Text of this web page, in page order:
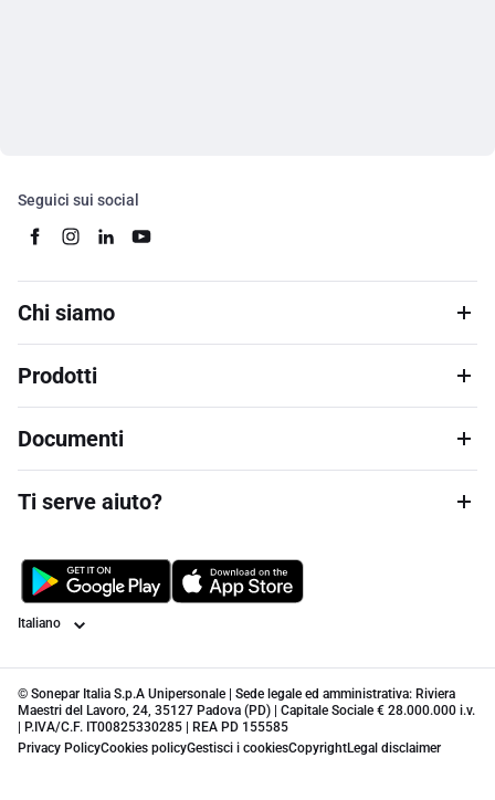
Seguici sui social
Chi siamo
Prodotti
Documenti
Ti serve aiuto?
Lingua
© Sonepar Italia S.p.A Unipersonale | Sede legale ed amministrativa: Riviera
Maestri del Lavoro, 24, 35127 Padova (PD) | Capitale Sociale € 28.000.000 i.v.
| P.IVA/C.F. IT00825330285 | REA PD 155585
Privacy PolicyCookies policyGestisci i cookiesCopyrightLegal disclaimer